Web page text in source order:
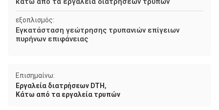
εξοπλισμός:
Εγκατάσταση γεώτρησης τρυπανιών επίγειων
πυρήνων επιφάνειας
Επισημαίνω:
Εργαλεία διατρήσεων DTH ,
Κάτω από τα εργαλεία τρυπών